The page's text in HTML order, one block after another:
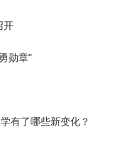
开
勋章"
有了哪些新变化？